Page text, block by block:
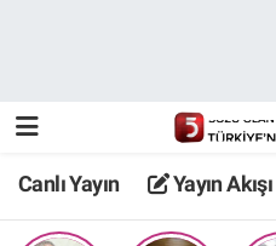
Canlı Yayın Yayın Akışı
TV 5 Ekranı ve Arşiv